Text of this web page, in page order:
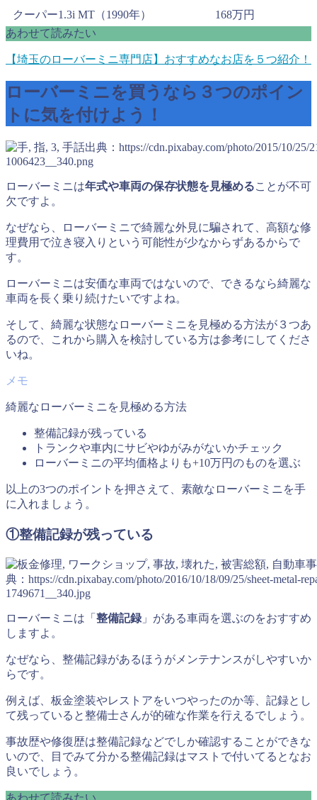
クーパー1.3i MT（1990年）
168万円
あわせて読みたい
【埼玉のローバーミニ専門店】おすすめなお店を５つ紹介！
ローバーミニを買うなら３つのポイン
トに気を付けよう！
出典：https://cdn.pixabay.com/photo/2015/10/25/
1006423__340.png
ローバーミニは年式や車両の保存状態を見極めることが不可
欠ですよ。
なぜなら、ローバーミニで綺麗な外見に騙されて、高額な修
理費用で泣き寝入りという可能性が少なからずあるからで
す。
ローバーミニは安価な車両ではないので、できるなら綺麗な
車両を長く乗り続けたいですよね。
そして、綺麗な状態なローバーミニを見極める方法が３つあ
るので、これから購入を検討している方は参考にしてくださ
いね。
綺麗なローバーミニを見極める方法
整備記録が残っている
トランクや車内にサビやゆがみがないかチェック
ローバーミニの平均価格よりも+10万円のものを選ぶ
以上の3つのポイントを押さえて、素敵なローバーミニを手
に入れましょう。
①整備記録が残っている
典：https://cdn.pixabay.com/photo/2016/10/18/09/25/sheet-metal-
1749671__340.jpg
ローバーミニは「 整備記録 」がある車両を選ぶのをおすすめ
しますよ。
なぜなら、整備記録があるほうがメンテナンスがしやすいか
らです。
例えば、板金塗装やレストアをいつやったのか等、記録とし
て残っていると整備士さんが的確な作業を行えるでしょう。
事故歴や修復歴は整備記録などでしか確認することができな
いので、目でみて分かる整備記録はマストで付いてるとなお
良いでしょう。
あわせて読みたい